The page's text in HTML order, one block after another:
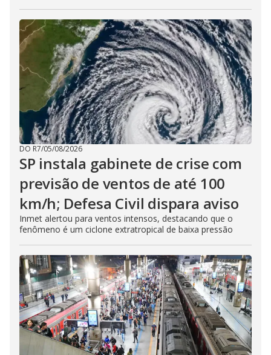
DO R7/05/08/2026
SP instala gabinete de crise com
previsão de ventos de até 100
km/h; Defesa Civil dispara aviso
Inmet alertou para ventos intensos, destacando que o
fenômeno é um ciclone extratropical de baixa pressão